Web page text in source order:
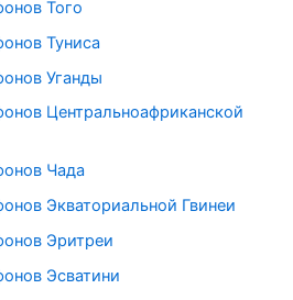
Того
Туниса
Уганды
Центральноафриканской
Чада
Экваториальной Гвинеи
Эритреи
Эсватини